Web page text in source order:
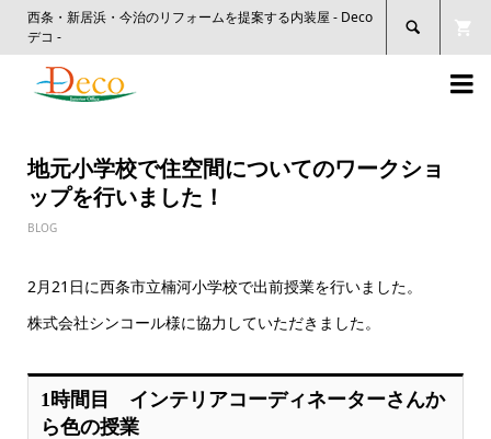
西条・新居浜・今治のリフォームを提案する内装屋 - Deco
デコ -


地元小学校で住空間についてのワークショ
ップを行いました！
BLOG
2月21日に西条市立楠河小学校で出前授業を行いました。
株式会社シンコール様に協力していただきました。
1時間目 インテリアコーディネーターさんか
ら色の授業